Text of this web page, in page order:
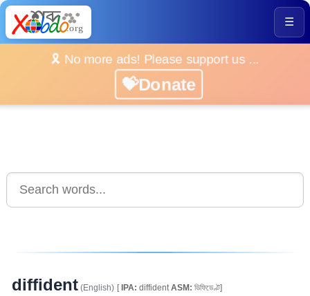
☰
🎗️ No more ads! Please support us ...
💝Donate
diffident (English) [IPA: diffidentASM: ডিফিডেণ্ট]